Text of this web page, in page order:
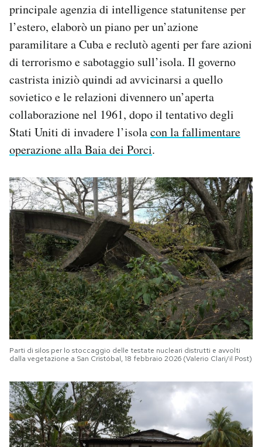
principale agenzia di intelligence statunitense per
l’estero, elaborò un piano per un’azione
paramilitare a Cuba e reclutò agenti per fare azioni
di terrorismo e sabotaggio sull’isola. Il governo
castrista iniziò quindi ad avvicinarsi a quello
sovietico e le relazioni divennero un’aperta
collaborazione nel 1961, dopo il tentativo degli
Stati Uniti di invadere l’isolacon la fallimentare
operazione alla Baia dei Porci.
Parti di silos per lo stoccaggio delle testate nucleari distrutti e avvolti
dalla vegetazione a San Cristóbal, 18 febbraio 2026 (Valerio Clari/il Post)